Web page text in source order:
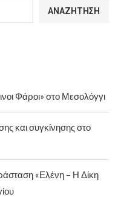
ΑΝΑΖΉΤΗΣΗ
Φάροι» στο Μεσολόγγι
και συγκίνησης στο
«Ελένη – Η Δίκη